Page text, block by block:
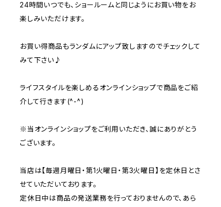
24時間いつでも、ショールームと同じようにお買い物をお
楽しみいただけます。
お買い得商品もランダムにアップ致しますのでチェックして
みて下さい♪
ライフスタイルを楽しめるオンラインショップで商品をご紹
介して行きます(^-^)
※当オンラインショップをご利用いただき、誠にありがとう
ございます。
当店は【毎週月曜日・第1火曜日・第3火曜日】を定休日とさ
せていただいております。
定休日中は商品の発送業務を行っておりませんので、あら